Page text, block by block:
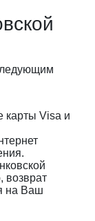
карты Visa и
возврат
на Ваш